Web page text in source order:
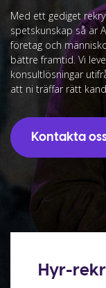
Med ett gediget
spetskunskap så är
företag och
bättre framtid. Vi
konsultlösningar
att ni träffar rätt
Kontakta
Hyr-